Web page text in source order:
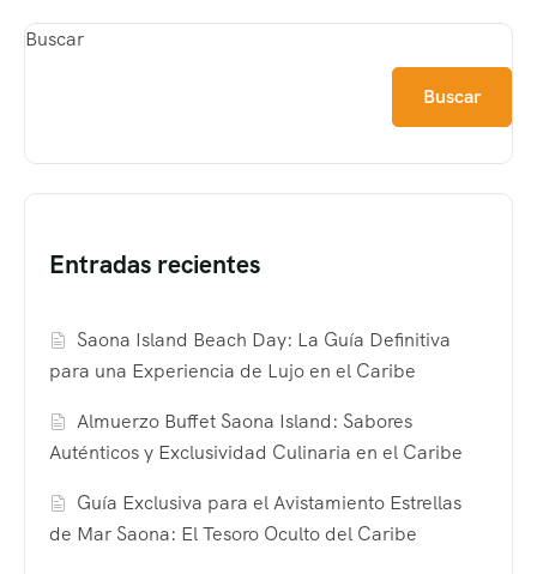
Buscar
Buscar
Entradas recientes
Saona Island Beach Day: La Guía Definitiva
para una Experiencia de Lujo en el Caribe
Almuerzo Buffet Saona Island: Sabores
Auténticos y Exclusividad Culinaria en el Caribe
Guía Exclusiva para el Avistamiento Estrellas
de Mar Saona: El Tesoro Oculto del Caribe